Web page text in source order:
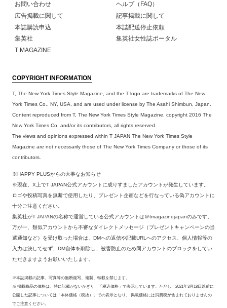
お問い合わせ
ヘルプ（FAQ）
広告掲載に関して
記事掲載に関して
本誌購読申込
本誌配送停止依頼
集英社
集英社女性誌ポータル
T MAGAZINE
COPYRIGHT INFORMATION
T, The New York Times Style Magazine, and the T logo are trademarks of The New
York Times Co., NY, USA, and are used under license by The Asahi Shimbun, Japan.
Content reproduced from T, The New York Times Style Magazine, copyright 2016 The
New York Times Co. and/or its contributors, all rights reserved.
The views and opinions expressed within T JAPAN The New York Times Style
Magazine are not necessarily those of The New York Times Company or those of its
contributors.
※HAPPY PLUSからの大事なお知らせ
※現在、X上でT JAPAN公式アカウントに成りすましたアカウントが発生しています。
ロゴや投稿写真を無断で使用したり、プレゼント企画などを行なっている偽アカウントに
十分ご注意ください。
集英社がT JAPANの名称で運営している公式アカウントは＠tmagazinejapanのみです。
万が一、類似アカウントから不審なダイレクトメッセージ（プレゼントキャンペーンの当
選通知など）を受け取った場合は、DMへの返信や記載URLへのアクセス、個人情報等の
入力は決してせず、DM自体を削除し、被害防止のため同アカウントのブロックをしてい
ただきますようお願いいたします。
※本誌掲載の記事、写真等の無断複写、複製、転載を禁じます。
※ 掲載商品の価格は、特に記載がないかぎり、「税込価格」で表示しています。ただし、2021年3月18日以前に
公開した記事については「本体価格（税抜）」での表示となり、 掲載価格には消費税が含まれておりませんの
でご注意ください。